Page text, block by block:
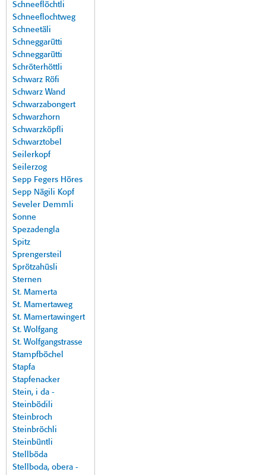
Schneeflöchtli
Schneeflochtweg
Schneetäli
Schneggarütti
Schneggarütti
Schröterhöttli
Schwarz Röfi
Schwarz Wand
Schwarzabongert
Schwarzhorn
Schwarzköpfli
Schwarztobel
Seilerkopf
Seilerzog
Sepp Fegers Höres
Sepp Nägili Kopf
Seveler Demmli
Sonne
Spezadengla
Spitz
Sprengersteil
Sprötzahüsli
Sternen
St. Mamerta
St. Mamertaweg
St. Mamertawingert
St. Wolfgang
St. Wolfgangstrasse
Stampfböchel
Stapfa
Stapfenacker
Stein, i da -
Steinbödili
Steinbroch
Steinbröchli
Steinbüntli
Stellböda
Stellboda, obera -